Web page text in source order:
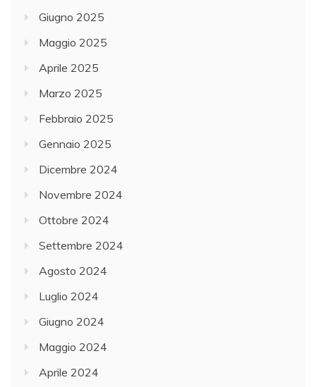
Giugno 2025
Maggio 2025
Aprile 2025
Marzo 2025
Febbraio 2025
Gennaio 2025
Dicembre 2024
Novembre 2024
Ottobre 2024
Settembre 2024
Agosto 2024
Luglio 2024
Giugno 2024
Maggio 2024
Aprile 2024